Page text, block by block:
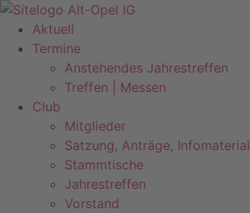
Zum
Inhalt
springen
Aktuell
Termine
Anstehendes Jahrestreffen
Treffen | Messen
Club
Mitglieder
Satzung, Anträge, Infomaterial
Stammtische
Jahrestreffen
Vorstand